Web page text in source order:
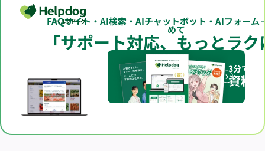
FAQサイト・AI検索・AIチャットボット・AIフォー
めて
「サポート対応、もっとラ
3分でわ
資料